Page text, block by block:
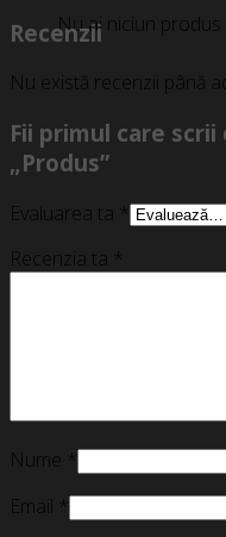
Nu ai niciun produs
Recenzii
Nu există recenzii până
Fii primul care
„Produs”
Evaluarea ta *
Recenzia ta *
Nume *
Email *